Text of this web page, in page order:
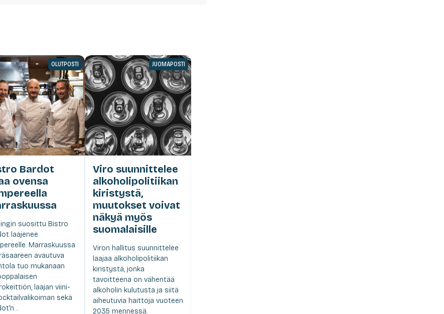
OLUTPOSTI
Bardot
ovensa
suosittu Bistro
laajenee
Marraskuussa
avautuva
tuo mukanaan
laajan viini-
sekä
JUOMAPOSTI
Viro suunnittelee
alkoholipolitiikan
kiristystä,
muutokset voivat
näkyä myös
suomalaisille
Viron hallitus suunnittelee
laajaa alkoholipolitiikan
kiristystä, jonka
tavoitteena on vähentää
alkoholin kulutusta ja siitä
aiheutuvia haittoja vuoteen
2035 mennessä.